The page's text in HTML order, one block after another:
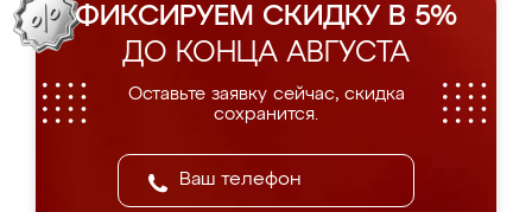
ФИКСИРУЕМ СКИДКУ В 5%
ДО КОНЦА АВГУСТА
Оставьте заявку сейчас, скидка
сохранится.